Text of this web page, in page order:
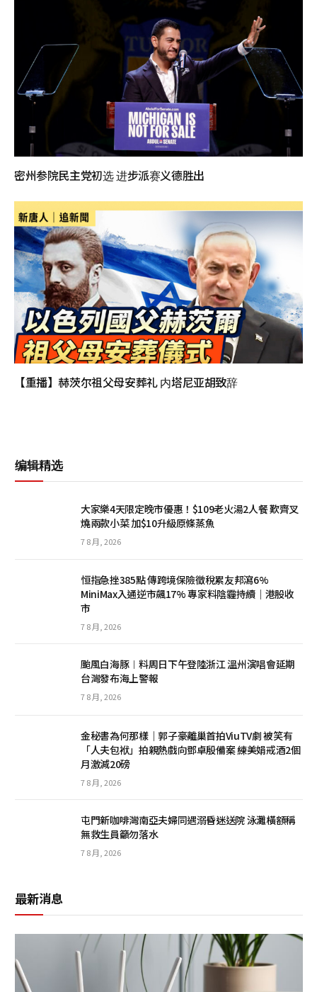
密州参院民主党初选 进步派赛义德胜出
【重播】赫茨尔祖父母安葬礼 内塔尼亚胡致辞
编辑精选
大家樂4天限定晚市優惠！$109老火湯2人餐 歎齊叉
燒兩款小菜 加$10升級原條蒸魚
7 8 月, 2026
恒指急挫385點 傳跨境保險徵稅累友邦瀉6%
MiniMax入通逆市飆17% 專家料陰霾持續｜港股收
市
7 8 月, 2026
颱風白海豚︱料周日下午登陸浙江 溫州演唱會延期
台灣發布海上警報
7 8 月, 2026
金秘書為何那樣｜郭子豪離巢首拍ViuTV劇 被笑有
「人夫包袱」拍親熱戲向鄧卓殷備案 練美娟戒酒2個
月激減20磅
7 8 月, 2026
屯門新咖啡灣南亞夫婦同遇溺昏迷送院 泳灘橫額稱
無救生員籲勿落水
7 8 月, 2026
最新消息